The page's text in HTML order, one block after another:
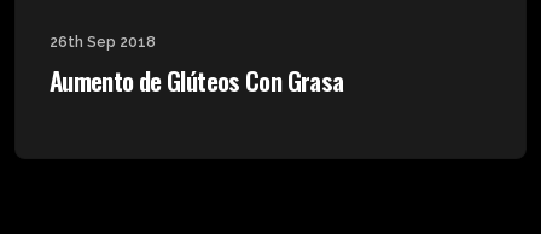
26th Sep 2018
Aumento de Glúteos Con Grasa